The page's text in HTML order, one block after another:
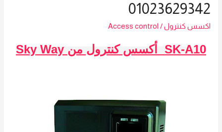
01023629342
اكسس كنترول/
Access control
Sky Way أكسس كنترول من SK-A10